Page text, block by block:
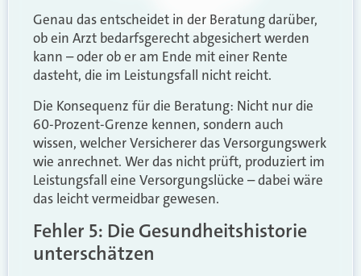
Genau das entscheidet in der Beratung darüber,
ob ein Arzt bedarfsgerecht abgesichert werden
kann – oder ob er am Ende mit einer Rente
dasteht, die im Leistungsfall nicht reicht.
Die Konsequenz für die Beratung: Nicht nur die
60-Prozent-Grenze kennen, sondern auch
wissen, welcher Versicherer das Versorgungswerk
wie anrechnet. Wer das nicht prüft, produziert im
Leistungsfall eine Versorgungslücke – dabei wäre
das leicht vermeidbar gewesen.
Fehler 5: Die Gesundheitshistorie
unterschätzen